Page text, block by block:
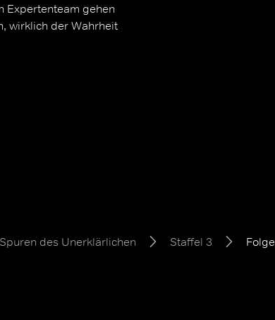
Expertenteam gehen
wirklich der Wahrheit
des Unerklärlichen Staffel 3